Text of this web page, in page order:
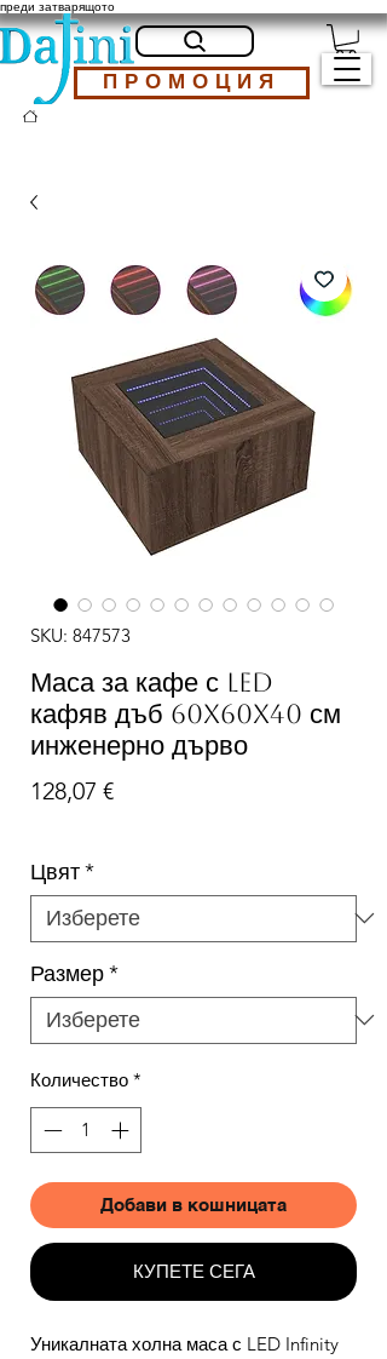
преди затварящото
ПРОМОЦИЯ
SKU: 847573
Маса за кафе с LED
кафяв дъб 60x60x40 см
инженерно дърво
128,07 €Цена
Цвят*
Размер*
Количество *
Добави в кошницата
КУПЕТЕ СЕГА
Уникалната холна маса с LED Infinity